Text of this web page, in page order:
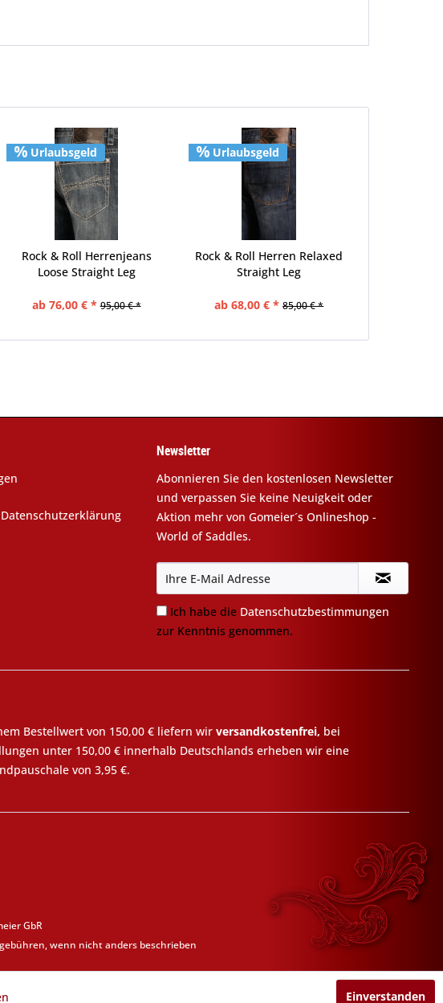
Urlaubsgeld
Rock & Roll Herrenjeans
Loose Straight Leg
ab 76,00 € * 95,00 € *
Urlaubsgeld
Rock & Roll Herren Relaxed
Straight Leg
ab 68,00 € * 85,00 € *
Newsletter
Abonnieren Sie den kostenlosen Newsletter
und verpassen Sie keine Neuigkeit oder
Aktion mehr von Gomeier´s Onlineshop -
World of Saddles.
Ich habe die Datenschutzbestimmungen
zur Kenntnis genommen.
Bestellwert von 150,00 € liefern wir versandkostenfrei, bei
unter 150,00 € innerhalb Deutschlands erheben wir eine
von 3,95 €.
GbR
wenn nicht anders beschrieben
Einverstanden